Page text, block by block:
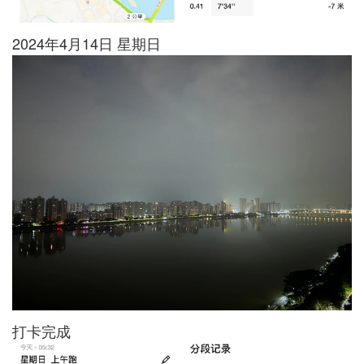
2024年4月14日 星期日
打卡完成